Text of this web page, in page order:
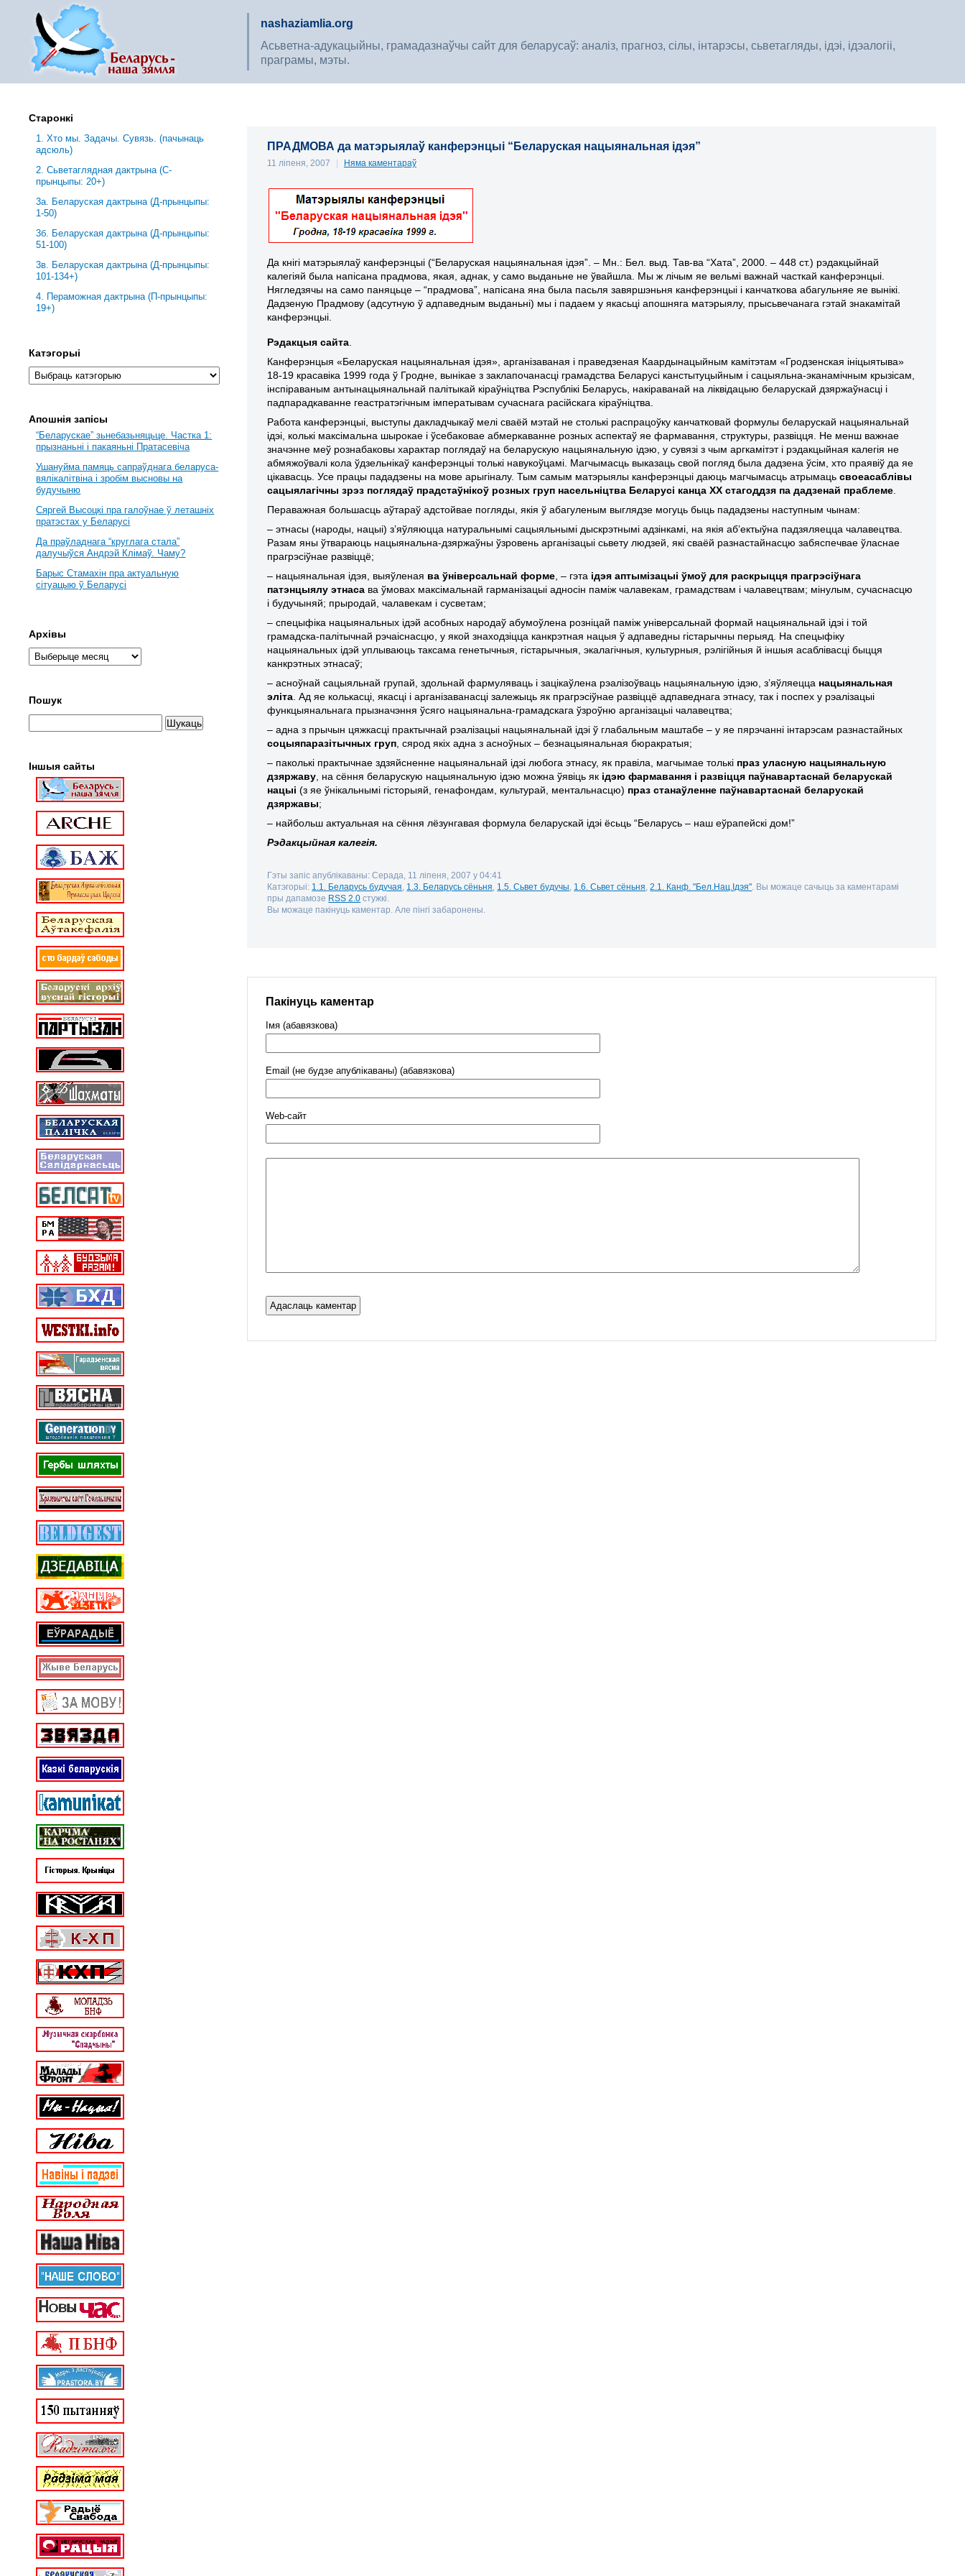
nashaziamlia.org
Асьветна-адукацыйны, грамадазнаўчы сайт для беларусаў: аналіз, прагноз, сілы, інтарэсы, сьветагляды, ідэі, ідэалогіі,
праграмы, мэты.
ПРАДМОВА да матэрыялаў канферэнцыі “Беларуская нацыянальная ідэя”
11 ліпеня, 2007 | Няма каментараў
Да кнігі матэрыялаў канферэнцыі (“Беларуская нацыянальная ідэя”. – Мн.: Бел. выд. Тав-ва “Хата”, 2000. – 448 ст.) рэдакцыйнай
калегіяй была напісана прадмова, якая, аднак, у само выданьне не ўвайшла. Мы ж лічым яе вельмі важнай часткай канферэнцыі.
Нягледзячы на само паняцьце – “прадмова”, напісана яна была пасьля завяршэньня канферэнцыі і канчаткова абагульняе яе вынікі.
Дадзеную Прадмову (адсутную ў адпаведным выданьні) мы і падаем у якасьці апошняга матэрыялу, прысьвечанага гэтай знакамітай
канферэнцыі.
Рэдакцыя сайта
Канферэнцыя «Беларуская нацыянальная ідэя», арганізаваная і праведзеная Каардынацыйным камітэтам «Гродзенская ініцыятыва»
18-19 красавіка 1999 года ў Гродне, вынікае з заклапочанасці грамадства Беларусі канстытуцыйным і сацыяльна-эканамічным крызісам,
інспіраваным антынацыянальнай палітыкай кіраўніцтва Рэспублікі Беларусь, накіраванай на ліквідацыю беларускай дзяржаўнасці і
падпарадкаванне геастратэгічным імператывам сучаснага расійскага кіраўніцтва.
Работа канферэнцыі, выступы дакладчыкаў мелі сваёй мэтай не столькі распрацоўку канчатковай формулы беларускай нацыянальнай
ідэі, колькі максімальна шырокае і ўсебаковае абмеркаванне розных аспектаў яе фармавання, структуры, развіцця. Не менш важнае
значэнне меў рознабаковы характар поглядаў на беларускую нацыянальную ідэю, у сувязі з чым аргкамітэт і рэдакцыйная калегія не
абмяжоўвалі кола ўдзельнікаў канферэнцыі толькі навукоўцамі. Магчымасць выказаць свой погляд была дадзена ўсім, хто праявіў да яе
цікавасць. Усе працы пададзены на мове арыгіналу. Тым самым матэрыялы канферэнцыі даюць магчымасць атрымацьсвоеасаблівы
сацыялагічны зрэз поглядаў прадстаўнікоў розных груп насельніцтва Беларусі канца ХХ стагоддзя па дадзенай праблеме
Пераважная большасць аўтараўадстойвае погляды, якія ў абагуленым выглядзе могуць быць пададзены наступным чынам:
– этнасы (народы, нацыі) з’яўляюцца натуральнымі сацыяльнымі дыскрэтнымі адзінкамі, на якія аб’ектыўна падзяляецца чалавецтва.
Разам яны ўтвараюць нацыянальна-дзяржаўны ўзровень арганізацыі сьвету людзей, які сваёй разнастайнасцю забяспечвае ўласнае
прагрэсіўнае развіццё;
– нацыянальная ідэя, выяўленая ва ўніверсальнай форме , – гэта ідэя аптымізацыі ўмоў для раскрыцця прагрэсіўнага
патэнцыялу этнаса ва ўмовах максімальнай гарманізацыі адносін паміж чалавекам, грамадствам і чалавецтвам; мінулым, сучаснасцю
і будучыняй; прыродай, чалавекам і сусветам;
– спецыфіка нацыянальных ідэй асобных народаў абумоўлена розніцай паміж універсальнай формай нацыянальнай ідэі і той
грамадска-палітычнай рэчаіснасцю, у якой знаходзіцца канкрэтная нацыя ў адпаведны гістарычны перыяд. На спецыфіку
нацыянальных ідэй уплываюць таксама генетычныя, гістарычныя, экалагічныя, культурныя, рэлігійныя й іншыя асаблівасці быцця
канкрэтных этнасаў;
– асноўнай сацыяльнай групай, здольнай фармуляваць і зацікаўлена рэалізоўваць нацыянальную ідэю, з’яўляецца нацыянальная
эліта . Ад яе колькасці, якасці і арганізаванасці залежыць як прагрэсіўнае развіццё адпаведнага этнасу, так і поспех у рэалізацыі
функцыянальнага прызначэння ўсяго нацыянальна-грамадскага ўзроўню арганізацыі чалавецтва;
– адна з прычын цяжкасці практычнай рэалізацыі нацыянальнай ідэі ў глабальным маштабе – у яе пярэчанні інтарэсам разнастайных
соцыяпаразітычных груп , сярод якіх адна з асноўных – безнацыянальная бюракратыя;
– паколькі практычнае здзяйсненне нацыянальнай ідэі любога этнасу, як правіла, магчымае толькі праз уласную нацыянальную
дзяржаву , на сёння беларускую нацыянальную ідэю можна ўявіць як ідэю фармавання і развіцця паўнавартаснай беларускай
нацыі (з яе ўнікальнымі гісторыяй, генафондам, культурай, ментальнасцю) праз станаўленне паўнавартаснай беларускай
дзяржавы;
– найбольш актуальная на сёння лёзунгавая формула беларускай ідэі ёсьць “Беларусь – наш еўрапейскі дом!”
Рэдакцыйная калегія.
Гэты запіс апублікаваны: Серада, 11 ліпеня, 2007 у 04:41
Катэгорыі: 1.1. Беларусь будучая 1.3. Беларусь сёньня 1.5. Сьвет будучы 1.6. Сьвет сёньня ,2.1. Канф. "Бел.Нац.Ідэя" . Вы можаце сачыць за каментарамі
пры дапамозе RSS 2.0 стужкі.
Вы можаце пакінуць каментар. Але пінгі забаронены.
Пакінуць каментар
Імя (абавязкова)
Email (не будзе апублікаваны) (абавязкова)
Web-cайт
Старонкі
1. Хто мы. Задачы. Сувязь. (пачынаць
адсюль)
2. Сьветаглядная дактрына (С-
прынцыпы: 20+)
3a. Беларуская дактрына (Д-прынцыпы:
1-50)
3б. Беларуская дактрына (Д-прынцыпы:
51-100)
3в. Беларуская дактрына (Д-прынцыпы:
101-134+)
4. Пераможная дактрына (П-прынцыпы:
19+)
Катэгорыі
Апошнія запісы
“Беларускае” зьнебазьняцьце. Частка 1:
прызнаньні і пакаяньні Пратасевіча
Ушануйма памяць сапраўднага беларуса-
вялікалітвіна і зробім высновы на
будучыню
Сяргей Высоцкі пра галоўнае ў леташніх
пратэстах у Беларусі
Да праўладнага “круглага стала”
далучыўся Андрэй Клімаў. Чаму?
Барыс Стамахін пра актуальную
сітуацыю ў Беларусі
Архівы
Пошук
Іншыя сайты